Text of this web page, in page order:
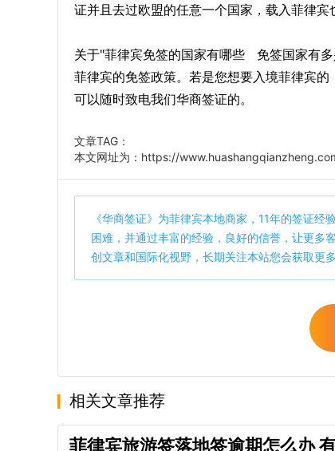
证并且去过欧盟的任意一个国家，载入菲律宾
关于"菲律宾免签的国家有哪些 免签国家有
菲律宾的免签政策。若是您想要入境菲律宾
可以随时致电我们华商签证的。
文章TAG：
本文网址为： https://
《华商签证》为菲律宾本地商家，11年的签证经
困难，并通过丰富的经验，良好的信誉，让更多
创文章和国际化视野，长期关注本站您会获取更
相关文章推荐
菲律宾旅游签落地签逾期怎么办